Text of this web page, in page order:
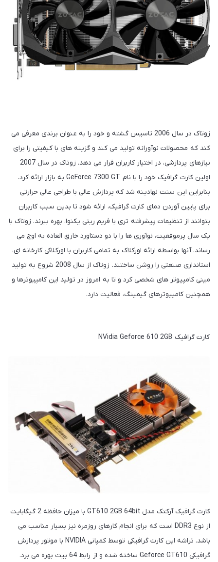
زوتاک در سال 2006 تاسیس گشته و خود را به عنوان برندی معرفی می
کند که محصولات نوآورانه تولید می کند و گزینه های با کیفیتی را برای
نیازهای پردازشی، در اختیار کاربران قرار می دهد. زوتاک در سال 2007
اولین کارت گرافیک خود را با نام GeForce 7300 GT به بازار ارائه کرد.
بنابراین این سنت نهادینه شد که پردازش عالی با طراحی عالی حرارتی
برای پایین آوردن دمای کارت گرافیک، ارائه شود تا بدین سبب کاربران
بتوانند از تنظیمات پیشرفته تری با فریم ریتی یکنوا، بهره ببرند. زوتاک با
یک سال پرموفقیت، نوآوری ها را با دو دستاورد خارق العاده به اوج می
رساند. آنها بواسطه ارائه اورکلاک به تمامی کاربران با اورکلاکی کارخانه ای،
استانداری صنعتی را روشن ساختند. زوتاک از سال 2008 شروع به تولید
مینی کامپیوتر های شخصی کرد و تا به امروز در تولید این کامپیوترها و
همچنین کامپیوترهای گیمینگ، فعالیت دارد.
کارت گرافیک NVidia Geforce 610 2GB
کارت گرافیک آرکتک مدل GT610 2GB 64bit با میزان حافظه 2 گیگابایت
از نوع DDR3 است که برای انجام کارهای روزمره نیز بسیار مناسب می
باشد. تراشه این کارت گرافیکی توسط کمپانی NVIDIA با موتور پردازش
گرافیکی Geforce GT610 ساخته شده و از رابط 64 بیت بهره می برد.